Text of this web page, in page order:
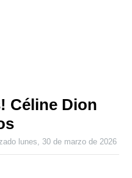
Céline Dion
lunes, 30 de marzo de 2026